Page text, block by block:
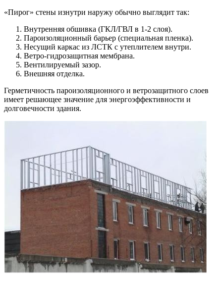
«Пирог» стены изнутри наружу обычно выглядит так:
Внутренняя обшивка (ГКЛ/ГВЛ в 1-2 слоя).
Пароизоляционный барьер (специальная пленка).
Несущий каркас из ЛСТК с утеплителем внутри.
Ветро-гидрозащитная мембрана.
Вентилируемый зазор.
Внешняя отделка.
Герметичность пароизоляционного и ветрозащитного слоев
имеет решающее значение для энергоэффективности и
долговечности здания.